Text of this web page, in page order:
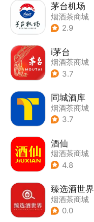
茅台机场
烟酒茶商城
2.9
i茅台
烟酒茶商城
3.7
同城酒库
烟酒茶商城
3.7
酒仙
烟酒茶商城
4.8
臻选酒世界
烟酒茶商城
0.0